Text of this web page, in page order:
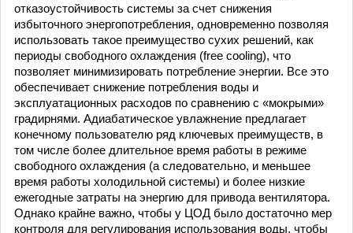
отказоустойчивость системы за счет снижения
избыточного энергопотребления, одновременно позволяя
использовать такое преимущество сухих решений, как
периоды свободного охлаждения (free cooling), что
позволяет минимизировать потребление энергии. Все это
обеспечивает снижение потребления воды и
эксплуатационных расходов по сравнению с «мокрыми»
градирнями. Адиабатическое увлажнение предлагает
конечному пользователю ряд ключевых преимуществ, в
том числе более длительное время работы в режиме
свободного охлаждения (а следовательно, и меньшее
время работы холодильной системы) и более низкие
ежегодные затраты на энергию для привода вентилятора.
Однако крайне важно, чтобы у ЦОД было достаточно мер
контроля для регулирования использования воды, чтобы